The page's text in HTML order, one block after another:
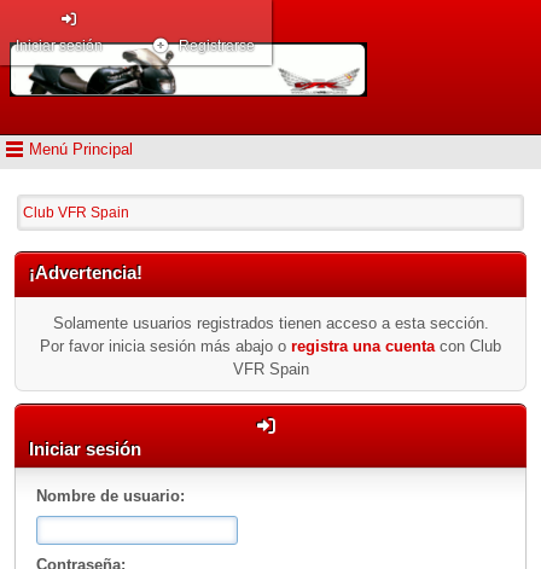
Menú Principal
Iniciar sesión Registrarse
Club VFR Spain
¡Advertencia!
Solamente usuarios registrados tienen acceso a esta sección.
Por favor inicia sesión más abajo o registra una cuenta con Club
VFR Spain
Iniciar sesión
Nombre de usuario:
Contraseña: